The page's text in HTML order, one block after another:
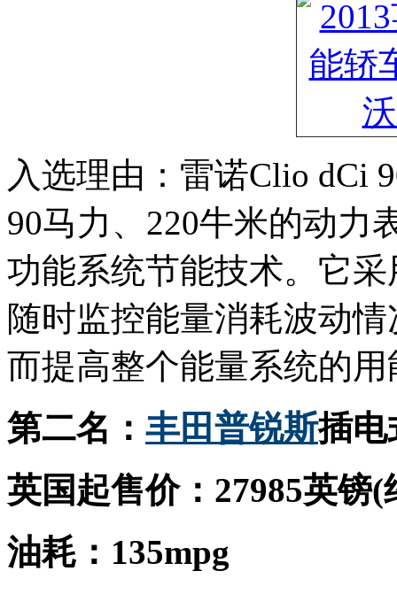
入选理由：雷诺Clio dCi
90马力、220牛米的动力
功能系统节能技术。它
随时监控能量消耗波动
而提高整个能量系统的
第二名： 丰田 普锐斯插电
英国起售价：27985英镑
油耗：135mpg